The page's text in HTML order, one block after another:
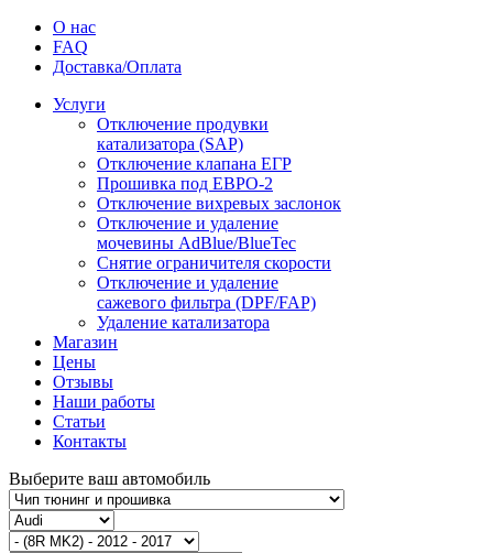
О нас
FAQ
Доставка/Оплата
Услуги
Отключение продувки
катализатора (SAP)
Отключение клапана ЕГР
Прошивка под ЕВРО-2
Отключение вихревых заслонок
Отключение и удаление
мочевины AdBlue/BlueTec
Снятие ограничителя скорости
Отключение и удаление
сажевого фильтра (DPF/FAP)
Удаление катализатора
Магазин
Цены
Отзывы
Наши работы
Статьи
Контакты
Выберите ваш автомобиль